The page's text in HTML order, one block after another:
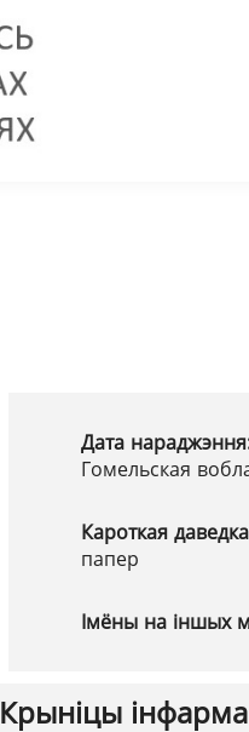
Дата
Гомельская
Кароткая
папер
Імёны на іншых
Крыніцы